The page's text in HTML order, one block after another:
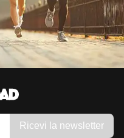
Ricevi la newsletter